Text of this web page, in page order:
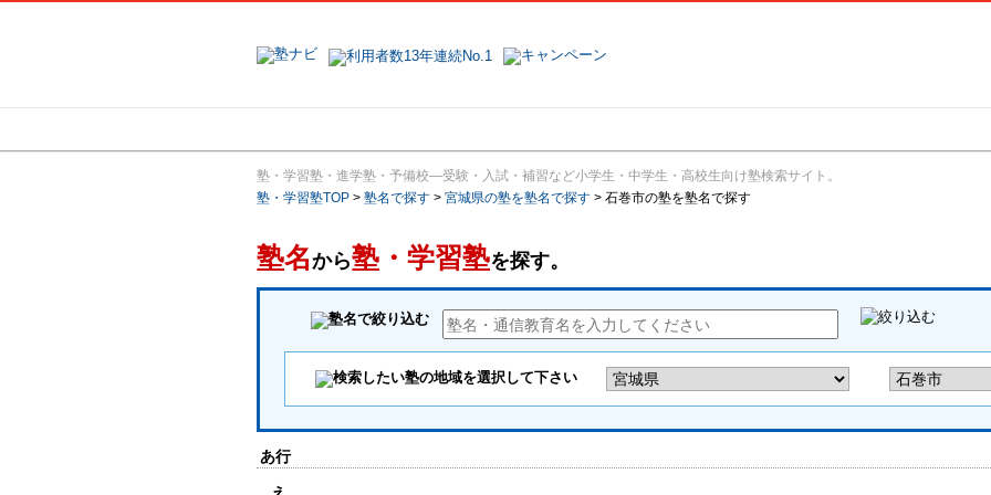
塾・学習塾・進学塾・予備校―受験・入試・補習など小学生・中学生・高校生向け塾検索サイト。
塾・学習塾TOP > 塾名で探す > 宮城県の塾を塾名で探す > 石巻市の塾を塾名で探す
塾名から塾・学習塾を探す。
あ行